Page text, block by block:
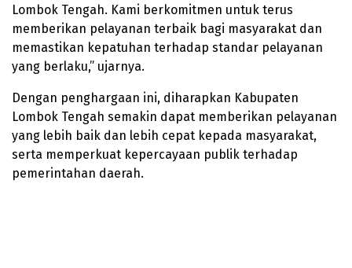
Lombok Tengah. Kami berkomitmen untuk terus
memberikan pelayanan terbaik bagi masyarakat dan
memastikan kepatuhan terhadap standar pelayanan
yang berlaku,” ujarnya.
Dengan penghargaan ini, diharapkan Kabupaten
Lombok Tengah semakin dapat memberikan pelayanan
yang lebih baik dan lebih cepat kepada masyarakat,
serta memperkuat kepercayaan publik terhadap
pemerintahan daerah.